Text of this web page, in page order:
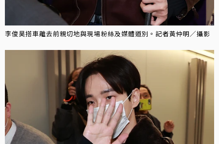
李俊昊搭車離去前親切地與現場粉絲及媒體道別。記者黃仲明／攝影